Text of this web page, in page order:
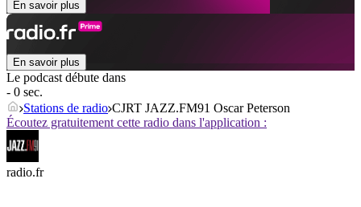
En savoir plus
En savoir plus
Le podcast débute dans
- 0 sec.
Stations de radio CJRT JAZZ.FM91 Oscar Peterson
Écoutez gratuitement cette radio dans l'application :
radio.fr